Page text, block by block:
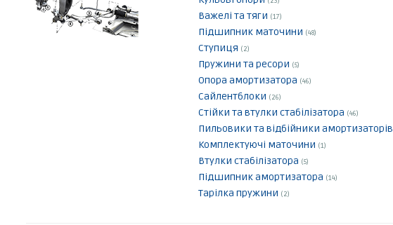
Важелі та тяги (17)
Підшипник маточини (48)
Ступиця (2)
Пружини та ресори (5)
Опора амортизатора (46)
Сайлентблоки (26)
Стійки та втулки стабілізатора (46)
Пильовики та відбійники амортизаторів
Комплектуючі маточини (1)
Втулки стабілізатора (5)
Підшипник амортизатора (14)
Тарілка пружини (2)